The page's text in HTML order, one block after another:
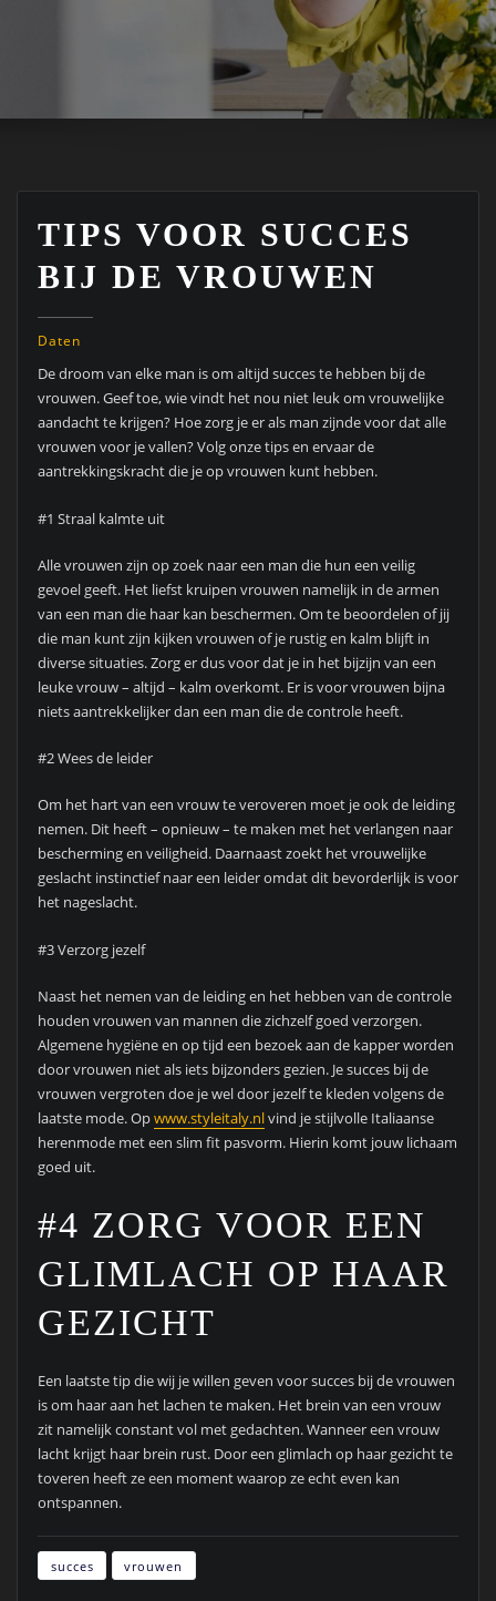
TIPS VOOR SUCCES
BIJ DE VROUWEN
Daten
De droom van elke man is om altijd succes te hebben bij de
vrouwen. Geef toe, wie vindt het nou niet leuk om vrouwelijke
aandacht te krijgen? Hoe zorg je er als man zijnde voor dat alle
vrouwen voor je vallen? Volg onze tips en ervaar de
aantrekkingskracht die je op vrouwen kunt hebben.
#1 Straal kalmte uit
Alle vrouwen zijn op zoek naar een man die hun een veilig
gevoel geeft. Het liefst kruipen vrouwen namelijk in de armen
van een man die haar kan beschermen. Om te beoordelen of jij
die man kunt zijn kijken vrouwen of je rustig en kalm blijft in
diverse situaties. Zorg er dus voor dat je in het bijzijn van een
leuke vrouw – altijd – kalm overkomt. Er is voor vrouwen bijna
niets aantrekkelijker dan een man die de controle heeft.
#2 Wees de leider
Om het hart van een vrouw te veroveren moet je ook de leiding
nemen. Dit heeft – opnieuw – te maken met het verlangen naar
bescherming en veiligheid. Daarnaast zoekt het vrouwelijke
geslacht instinctief naar een leider omdat dit bevorderlijk is voor
het nageslacht.
#3 Verzorg jezelf
Naast het nemen van de leiding en het hebben van de controle
houden vrouwen van mannen die zichzelf goed verzorgen.
Algemene hygiëne en op tijd een bezoek aan de kapper worden
door vrouwen niet als iets bijzonders gezien. Je succes bij de
vrouwen vergroten doe je wel door jezelf te kleden volgens de
laatste mode. Opwww.styleitaly.nlvind je stijlvolle Italiaanse
herenmode met een slim fit pasvorm. Hierin komt jouw lichaam
goed uit.
#4 ZORG VOOR EEN
GLIMLACH OP HAAR
GEZICHT
Een laatste tip die wij je willen geven voor succes bij de vrouwen
is om haar aan het lachen te maken. Het brein van een vrouw
zit namelijk constant vol met gedachten. Wanneer een vrouw
lacht krijgt haar brein rust. Door een glimlach op haar gezicht te
toveren heeft ze een moment waarop ze echt even kan
ontspannen.
succes vrouwen